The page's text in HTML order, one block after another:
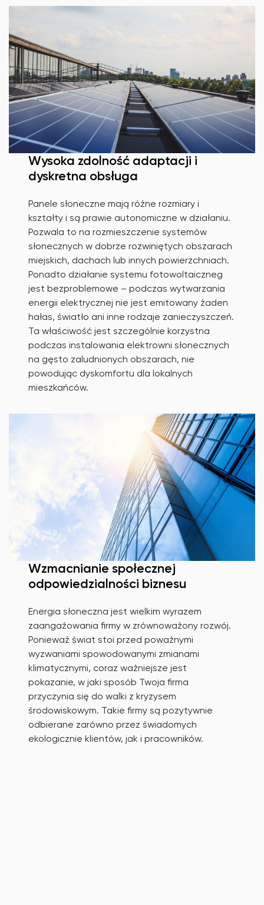
Wysoka zdolność adaptacji i
dyskretna obsługa
Panele słoneczne mają różne rozmiary i
kształty i są prawie autonomiczne w działaniu.
Pozwala to na rozmieszczenie systemów
słonecznych w dobrze rozwiniętych obszarach
miejskich, dachach lub innych powierzchniach.
Ponadto działanie systemu fotowoltaiczneg
jest bezproblemowe – podczas wytwarzania
energii elektrycznej nie jest emitowany żaden
hałas, światło ani inne rodzaje zanieczyszczeń.
Ta właściwość jest szczególnie korzystna
podczas instalowania elektrowni słonecznych
na gęsto zaludnionych obszarach, nie
powodując dyskomfortu dla lokalnych
mieszkańców.
Wzmacnianie społecznej
odpowiedzialności biznesu
Energia słoneczna jest wielkim wyrazem
zaangażowania firmy w zrównoważony rozwój.
Ponieważ świat stoi przed poważnymi
wyzwaniami spowodowanymi zmianami
klimatycznymi, coraz ważniejsze jest
pokazanie, w jaki sposób Twoja firma
przyczynia się do walki z kryzysem
środowiskowym. Takie firmy są pozytywnie
odbierane zarówno przez świadomych
ekologicznie klientów, jak i pracowników.